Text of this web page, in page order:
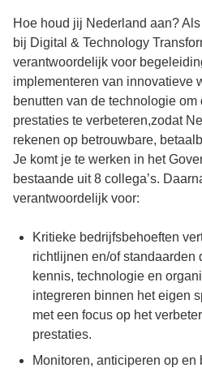
Hoe houd jij Nederland aan?
bij Digital & Technology
verantwoordelijk voor
implementeren van innovatieve
benutten van de technologie
prestaties te verbeteren,zodat
rekenen op betrouwbare,
Je komt je te werken in het
bestaande uit 8 collega’s.
verantwoordelijk voor:
Kritieke bedrijfsbehoeften
richtlijnen en/of standaarden
kennis, technologie en
integreren binnen het eigen
met een focus op het
prestaties.
Monitoren, anticiperen op